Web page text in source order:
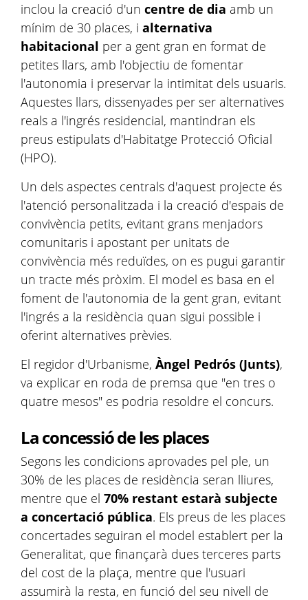
inclou la creació d'un centre de dia amb un
mínim de 30 places, i alternativa
habitacional per a gent gran en format de
petites llars, amb l'objectiu de fomentar
l'autonomia i preservar la intimitat dels usuaris.
Aquestes llars, dissenyades per ser alternatives
reals a l'ingrés residencial, mantindran els
preus estipulats d'Habitatge Protecció Oficial
(HPO).
Un dels aspectes centrals d'aquest projecte és
l'atenció personalitzada i la creació d'espais de
convivència petits, evitant grans menjadors
comunitaris i apostant per unitats de
convivència més reduïdes, on es pugui garantir
un tracte més pròxim. El model es basa en el
foment de l'autonomia de la gent gran, evitant
l'ingrés a la residència quan sigui possible i
oferint alternatives prèvies.
El regidor d'Urbanisme, Àngel Pedrós (Junts),
va explicar en roda de premsa que "en tres o
quatre mesos" es podria resoldre el concurs.
La concessió de les places
Segons les condicions aprovades pel ple, un
30% de les places de residència seran lliures,
mentre que el 70% restant estarà subjecte
a concertació pública. Els preus de les places
concertades seguiran el model establert per la
Generalitat, que finançarà dues terceres parts
del cost de la plaça, mentre que l'usuari
assumirà la resta, en funció del seu nivell de